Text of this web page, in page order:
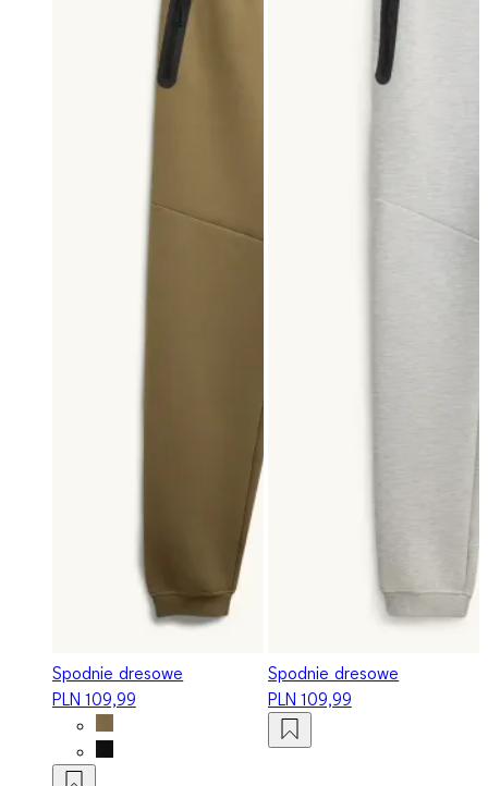
Spodnie dresowe
PLN 109,99
Spodnie dresowe
PLN 109,99